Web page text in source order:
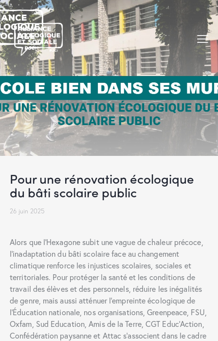
Pour une rénovation écologique
du bâti scolaire public
26 juin 2025
Alors que l’Hexagone subit une vague de chaleur précoce,
l’inadaptation du bâti scolaire face au changement
climatique renforce les injustices scolaires, sociales et
territoriales. Pour protéger la santé et les conditions de
travail des élèves et des personnels, réduire les inégalités
de genre, mais aussi atténuer l’empreinte écologique de
l’Éducation nationale, nos organisations, Greenpeace, FSU,
Oxfam, Sud Education, Amis de la Terre, CGT Educ’Action,
Confédération paysanne et Attac s’associent dans le cadre